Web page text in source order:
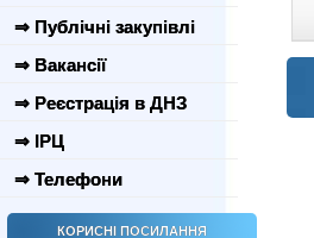
⇒ Публічні закупівлі
⇒ Вакансії
⇒ Реєстрація в ДНЗ
⇒ ІРЦ
⇒ Телефони
КОРИСНІ ПОСИЛАННЯ